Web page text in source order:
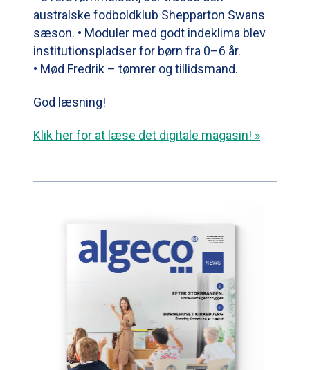
australske fodboldklub Shepparton Swans
sæson. • Moduler med godt indeklima blev
institutionspladser for børn fra 0–6 år.
• Mød Fredrik – tømrer og tillidsmand.
God læsning!
Klik her for at læse det digitale magasin! »